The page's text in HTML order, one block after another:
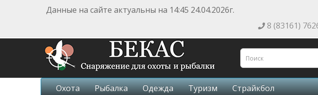
Данные на сайте актуальны на 14:45 24.04.2026г.
8 (83161)
Охота Рыбалка Одежда Туризм Страйкбол